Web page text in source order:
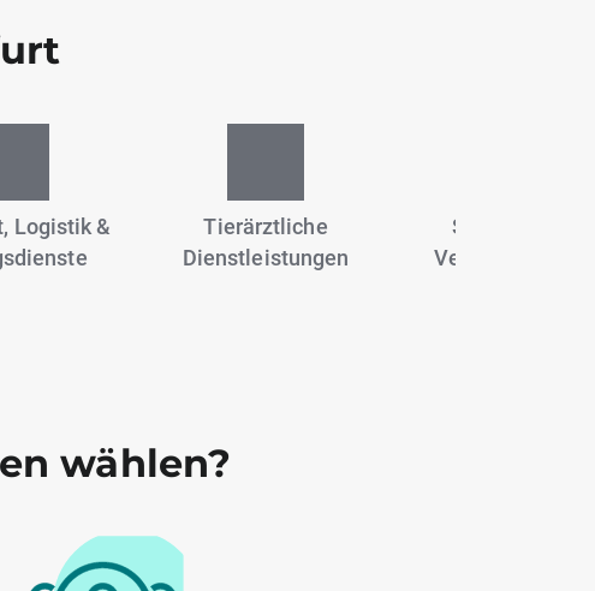
Logistik &
Tierärztliche
Dienstleistungen
Sportanlagen,
Vereine &
wählen?